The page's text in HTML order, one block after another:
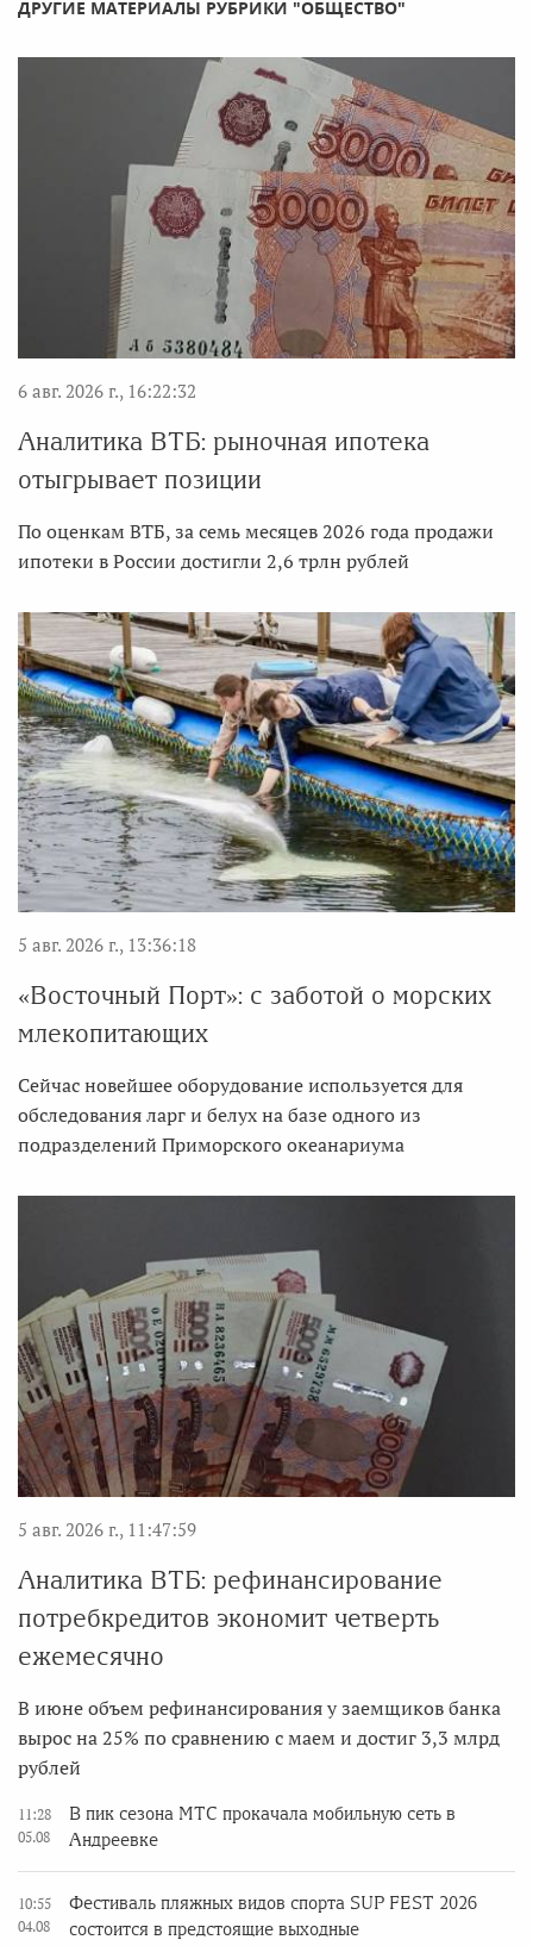
ДРУГИЕ МАТЕРИАЛЫ РУБРИКИ "ОБЩЕСТВО"
6 авг. 2026 г., 16:22:32
Аналитика ВТБ: рыночная ипотека
отыгрывает позиции
По оценкам ВТБ, за семь месяцев 2026 года продажи
ипотеки в России достигли 2,6 трлн рублей
5 авг. 2026 г., 13:36:18
«Восточный Порт»: с заботой о морских
млекопитающих
Сейчас новейшее оборудование используется для
обследования ларг и белух на базе одного из
подразделений Приморского океанариума
5 авг. 2026 г., 11:47:59
Аналитика ВТБ: рефинансирование
потребкредитов экономит четверть
ежемесячно
В июне объем рефинансирования у заемщиков банка
вырос на 25% по сравнению с маем и достиг 3,3 млрд
рублей
11:28
05.08
В пик сезона МТС прокачала мобильную сеть в
Андреевке
10:55
04.08
Фестиваль пляжных видов спорта SUP FEST 2026
состоится в предстоящие выходные